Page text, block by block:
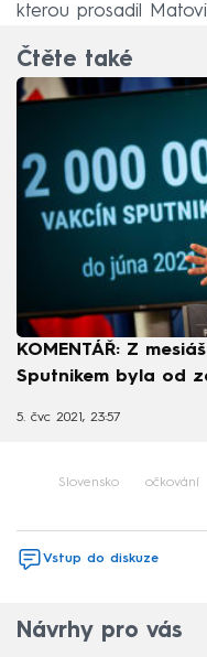
kterou prosadil
Čtěte také
KOMENTÁŘ: Z
Sputnikem byla od
5. čvc 2021, 23:57
Slovensko očkování
Vstup do diskuze
Návrhy pro vás